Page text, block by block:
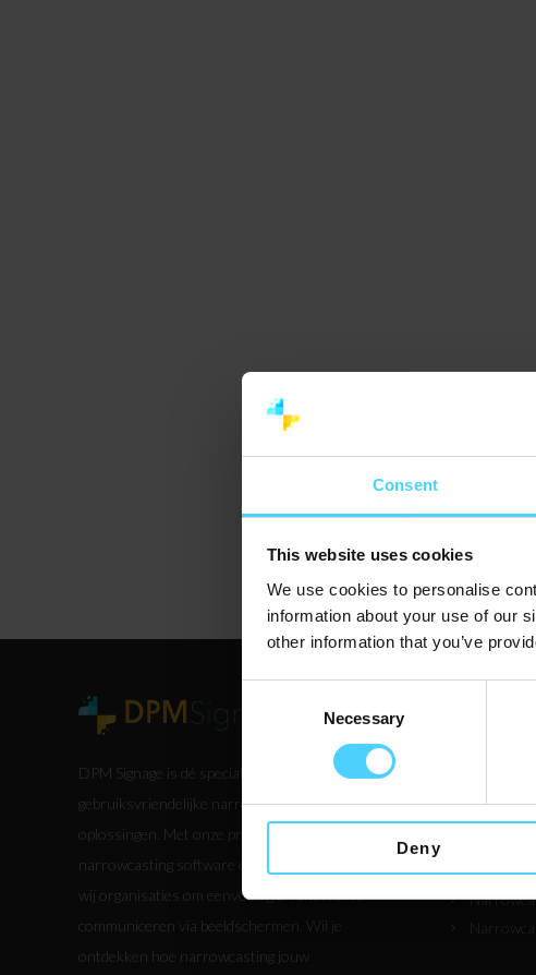
Consent
This website uses cookies
We use cookies to personalise
information about your use of our
other information that you’ve
Necessary
Deny
DPM Signage is dé specialist in
gebruiksvriendelijke narrowcasting
oplossingen. Met onze professionele
narrowcasting software en templates helpen
wij organisaties om eenvoudig en effectief te
communiceren via beeldschermen. Wil je
ontdekken hoe narrowcasting jouw
Ik ben op
Digitaal
Videowall